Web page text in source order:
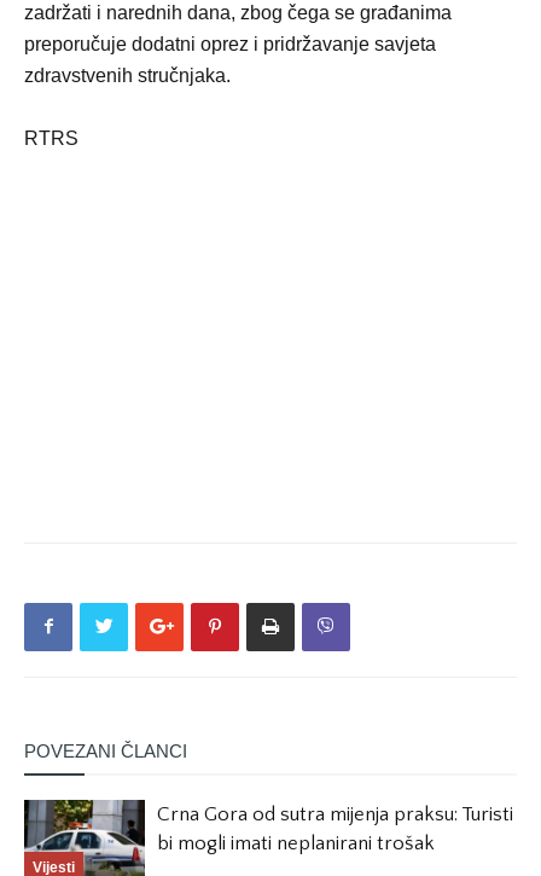
zadržati i narednih dana, zbog čega se građanima
preporučuje dodatni oprez i pridržavanje savjeta
zdravstvenih stručnjaka.
RTRS
POVEZANI ČLANCI
Vijesti
Crna Gora od sutra mijenja praksu: Turisti
bi mogli imati neplanirani trošak